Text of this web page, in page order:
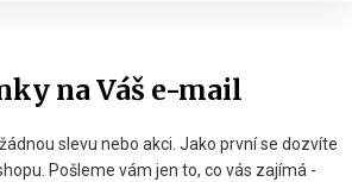
na Váš e-mail
slevu nebo akci. Jako první se dozvíte
Pošleme vám jen to, co vás zajímá -